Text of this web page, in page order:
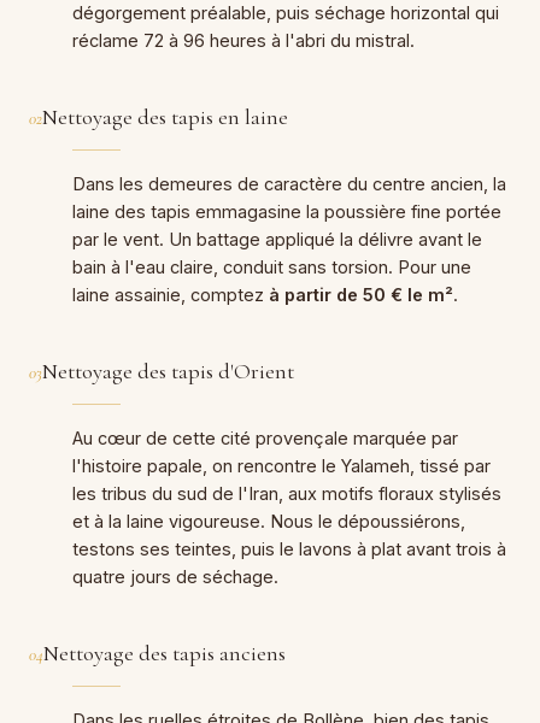
dégorgement préalable, puis séchage horizontal qui
réclame 72 à 96 heures à l'abri du mistral.
02Nettoyage des tapis en laine
Dans les demeures de caractère du centre ancien, la
laine des tapis emmagasine la poussière fine portée
par le vent. Un battage appliqué la délivre avant le
bain à l'eau claire, conduit sans torsion. Pour une
laine assainie, comptez à partir de 50 € le m².
03Nettoyage des tapis d'Orient
Au cœur de cette cité provençale marquée par
l'histoire papale, on rencontre le Yalameh, tissé par
les tribus du sud de l'Iran, aux motifs floraux stylisés
et à la laine vigoureuse. Nous le dépoussiérons,
testons ses teintes, puis le lavons à plat avant trois à
quatre jours de séchage.
04Nettoyage des tapis anciens